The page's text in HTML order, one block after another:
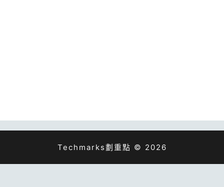
Techmarks劃重點 © 2026